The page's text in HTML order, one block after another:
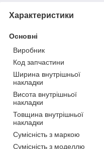
Характеристики
Основні
Виробник
Код запчастини
Ширина внутрішньої
накладки
Висота внутрішньої
накладки
Товщина внутрішньої
накладки
Сумісність з маркою
Сумісність з моделлю